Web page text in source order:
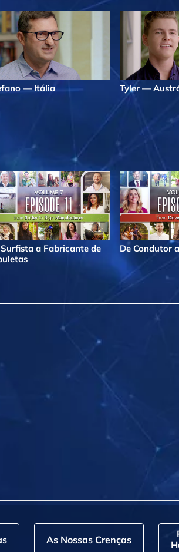
— Itália Tyler —
Surfista a Fabricante de
De Condutor
As Nossas Crenças